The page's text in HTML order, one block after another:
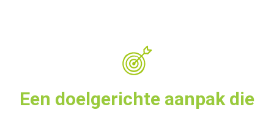
Een doelgerichte aanpak die